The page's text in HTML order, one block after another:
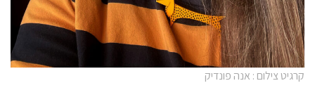
קרגיט צילום : אנה פונדיק